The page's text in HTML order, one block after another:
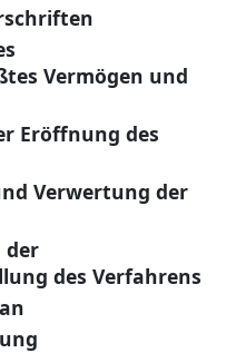
Vermögen und
Eröffnung des
Verwertung der
der
des Verfahrens